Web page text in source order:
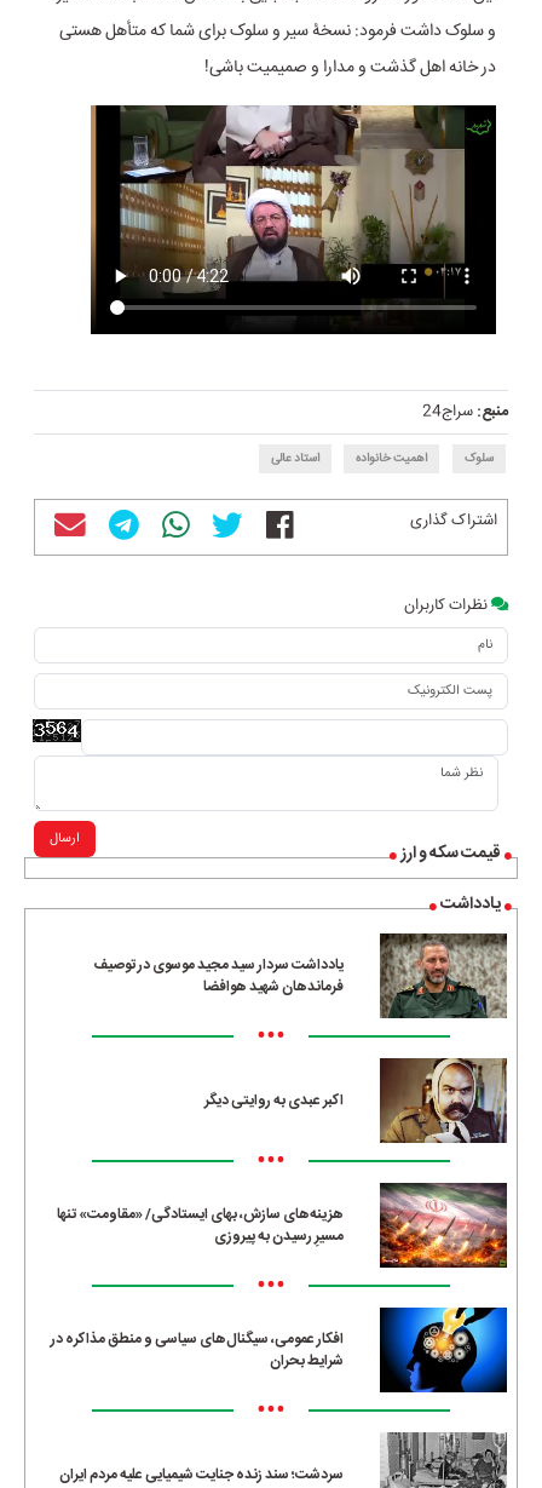
قیمت سکه و ارز
یادداشت
یادداشت سردار سید مجید موسوی در توصیف
فرماندهان شهید هوافضا
•••
اکبر عبدی به روایتی دیگر
•••
هزینه‌های سازش، بهای ایستادگی/ «مقاومت» تنها
مسیرِ رسیدن به پیروزی
•••
افکار عمومی، سیگنال‌های سیاسی و منطق مذاکره در
شرایط بحران
•••
سردشت؛ سند زنده جنایت شیمیایی علیه مردم ایران
و سلوک داشت فرمود: نسخۀ سیر و سلوک برای شما که متأهل هستی
در خانه اهل گذشت و مدارا و صمیمیت باشی!
منبع:سراج24
سلوک اهمیت خانواده استاد عالی
اشتراک گذاری
نظرات کاربران
ارسال